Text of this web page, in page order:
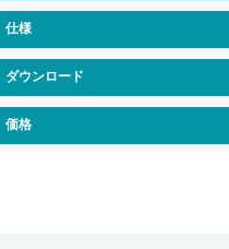
仕様
ダウンロード
価格